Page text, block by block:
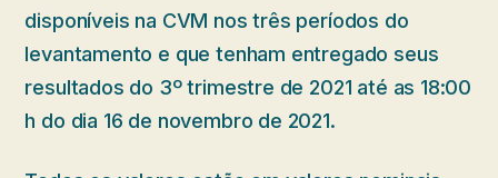
disponíveis na CVM nos três períodos do
levantamento e que tenham entregado seus
resultados do 3º trimestre de 2021 até as 18:00
h do dia 16 de novembro de 2021.